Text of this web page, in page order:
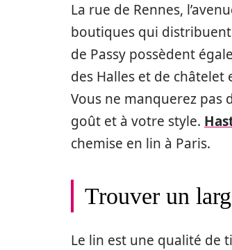
La rue de Rennes,
boutiques qui distribuent
de Passy possèdent
des Halles et de
Vous ne manquerez pas
goût et à votre style.
chemise en lin à Paris.
Trouver un
Le lin est une qualité de